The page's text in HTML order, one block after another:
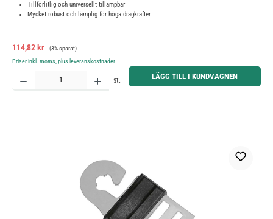
Tillförlitlig och universellt tillämpbar
Mycket robust och lämplig för höga dragkrafter
Försäljningspris:
114,82 kr Ordinarie pris:
(3% sparat)
Priser inkl. moms, plus leveranskostnader
Produktkvantitet: Ange önskat belopp eller använd knapparna för att öka eller minska kvantiteten.
st. LÄGG TILL I KUNDVAGNEN